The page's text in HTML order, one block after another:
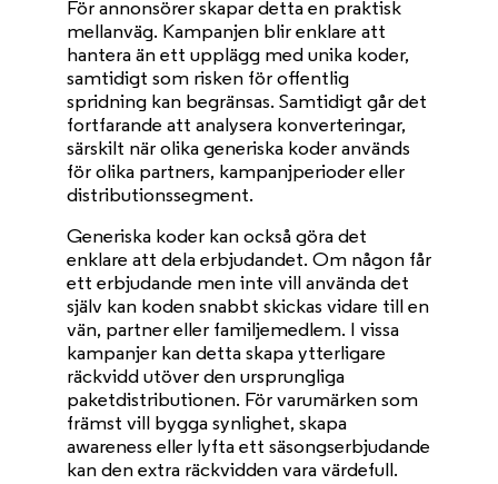
För annonsörer skapar detta en praktisk
mellanväg. Kampanjen blir enklare att
hantera än ett upplägg med unika koder,
samtidigt som risken för offentlig
spridning kan begränsas. Samtidigt går det
fortfarande att analysera konverteringar,
särskilt när olika generiska koder används
för olika partners, kampanjperioder eller
distributionssegment.
Generiska koder kan också göra det
enklare att dela erbjudandet. Om någon får
ett erbjudande men inte vill använda det
själv kan koden snabbt skickas vidare till en
vän, partner eller familjemedlem. I vissa
kampanjer kan detta skapa ytterligare
räckvidd utöver den ursprungliga
paketdistributionen. För varumärken som
främst vill bygga synlighet, skapa
awareness eller lyfta ett säsongserbjudande
kan den extra räckvidden vara värdefull.